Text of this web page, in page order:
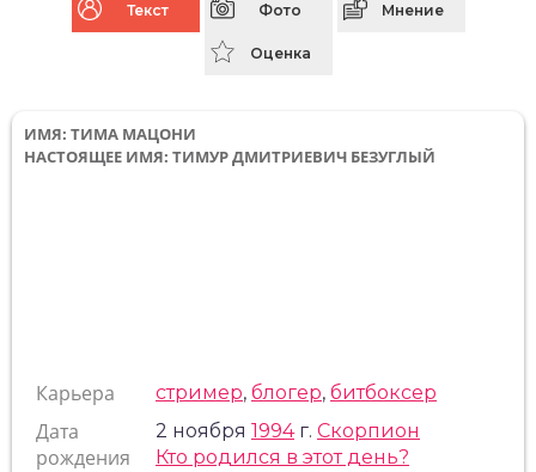
Текст Фото Мнение
Оценка
ИМЯ: ТИМА МАЦОНИ
НАСТОЯЩЕЕ ИМЯ: ТИМУР ДМИТРИЕВИЧ БЕЗУГЛЫЙ
Карьера стример, блогер, битбоксер
Дата
рождения
2 ноября 1994г. Скорпион
Кто родился в этот день?